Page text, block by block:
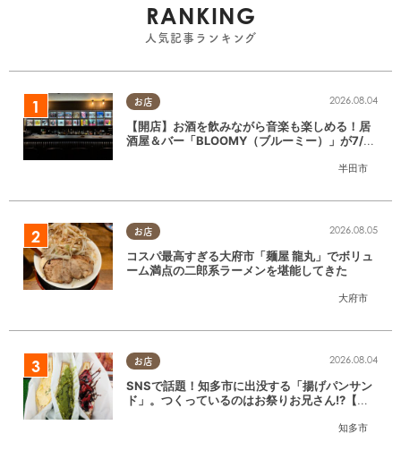
RANKING
人気記事ランキング
お店
半田市
2026.08.04
【開店】お酒を飲みながら音楽も楽しめる！居
酒屋＆バー「BLOOMY（ブルーミー）」が7/3
お店
大府市
2026.08.05
コスパ最高すぎる大府市「麺屋 龍丸」でボリュ
ーム満点の二郎系ラーメンを堪能してきた
お店
知多市
2026.08.04
SNSで話題！知多市に出没する「揚げパンサン
ド」。つくっているのはお祭りお兄さん!?【ち